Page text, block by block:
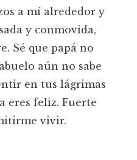
a mí alrededor y
y conmovida,
Sé que papá no
aún no sabe
en tus lágrimas
eres feliz. Fuerte
vivir.